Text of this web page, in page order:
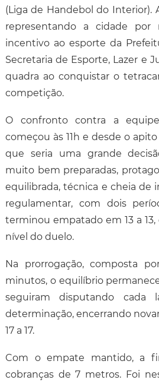
(Liga de Handebol do Interior).
representando a cidade por
incentivo ao esporte da
Secretaria de Esporte, Lazer e
quadra ao conquistar o
competição.
O confronto contra a
começou às 11h e desde o
que seria uma grande
muito bem preparadas,
equilibrada, técnica e cheia de
regulamentar, com dois
terminou empatado em 13 a
nível do duelo.
Na prorrogação, composta
minutos, o equilíbrio
seguiram disputando cada
determinação, encerrando
17 a 17.
Com o empate mantido, a
cobranças de 7 metros. Foi